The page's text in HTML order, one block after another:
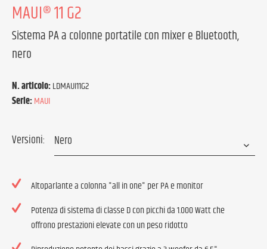
MAUI® 11 G2
Sistema PA a colonne portatile con mixer e Bluetooth,
nero
N. articolo:LDMAUI11G2
Serie:MAUI
Versioni:
Altoparlante a colonna "all in one" per PA e monitor
Potenza di sistema di classe D con picchi da 1.000 Watt che
offrono prestazioni elevate con un peso ridotto